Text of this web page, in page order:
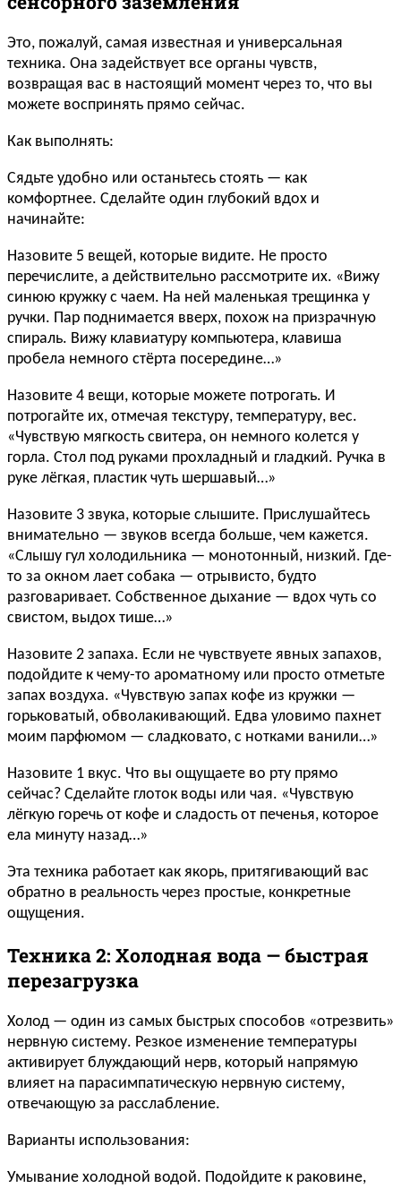
Это, пожалуй, самая известная и универсальная
техника. Она задействует все органы чувств,
возвращая вас в настоящий момент через то, что вы
можете воспринять прямо сейчас.
Как выполнять:
Сядьте удобно или останьтесь стоять — как
комфортнее. Сделайте один глубокий вдох и
начинайте:
Назовите 5 вещей, которые видите. Не просто
перечислите, а действительно рассмотрите их. «Вижу
синюю кружку с чаем. На ней маленькая трещинка у
ручки. Пар поднимается вверх, похож на призрачную
спираль. Вижу клавиатуру компьютера, клавиша
пробела немного стёрта посередине…»
Назовите 4 вещи, которые можете потрогать. И
потрогайте их, отмечая текстуру, температуру, вес.
«Чувствую мягкость свитера, он немного колется у
горла. Стол под руками прохладный и гладкий. Ручка в
руке лёгкая, пластик чуть шершавый…»
Назовите 3 звука, которые слышите. Прислушайтесь
внимательно — звуков всегда больше, чем кажется.
«Слышу гул холодильника — монотонный, низкий. Где-
то за окном лает собака — отрывисто, будто
разговаривает. Собственное дыхание — вдох чуть со
свистом, выдох тише…»
Назовите 2 запаха. Если не чувствуете явных запахов,
подойдите к чему-то ароматному или просто отметьте
запах воздуха. «Чувствую запах кофе из кружки —
горьковатый, обволакивающий. Едва уловимо пахнет
моим парфюмом — сладковато, с нотками ванили…»
Назовите 1 вкус. Что вы ощущаете во рту прямо
сейчас? Сделайте глоток воды или чая. «Чувствую
лёгкую горечь от кофе и сладость от печенья, которое
ела минуту назад…»
Эта техника работает как якорь, притягивающий вас
обратно в реальность через простые, конкретные
ощущения.
Техника 2: Холодная вода — быстрая
перезагрузка
Холод — один из самых быстрых способов «отрезвить»
нервную систему. Резкое изменение температуры
активирует блуждающий нерв, который напрямую
влияет на парасимпатическую нервную систему,
отвечающую за расслабление.
Варианты использования:
Умывание холодной водой. Подойдите к раковине,